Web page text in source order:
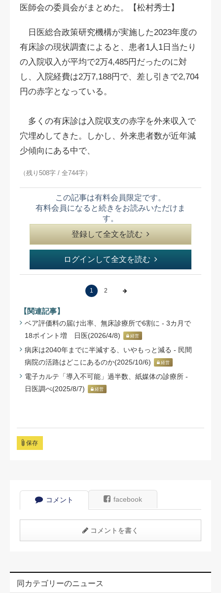
医師会の委員会がまとめた。【松村秀士】
日医総合政策研究機構が実施した2023年度の
有床診の現状調査によると、患者1人1日当たり
の入院収入が平均で2万4,485円だったのに対
し、入院経費は2万7,188円で、差し引きで2,704
円の赤字となっている。
多くの有床診は入院収支の赤字を外来収入で
穴埋めしてきた。しかし、外来患者数が近年減
少傾向にある中で、
（残り508字 / 全744字）
この記事は有料会員限定です。
有料会員になると続きをお読みいただけま
す。
登録して全文を読む
ログインして全文を読む
1 2
【関連記事】
ベア評価料の届け出率、無床診療所で6割に - 3カ月で
18ポイント増 日医(2026/4/8)
経営
病床は2040年までに半減する、いやもっと減る - 民間
病院の活路はどこにあるのか(2025/10/6)
経営
電子カルテ「導入不可能」過半数、紙媒体の診療所 -
日医調べ(2025/8/7)
経営
保存
コメント facebook
コメントを書く
同カテゴリーのニュース